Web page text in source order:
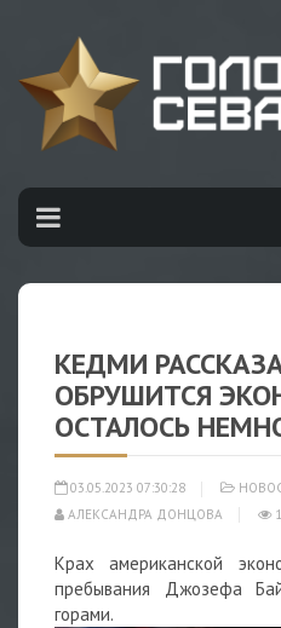
КЕДМИ
ОБРУШИТСЯ
ОСТАЛОСЬ
03.05.2023 07:30:28
АЛЕКСАНДРА ДОНЦОВА
Крах американской
пребывания Джозефа
горами.